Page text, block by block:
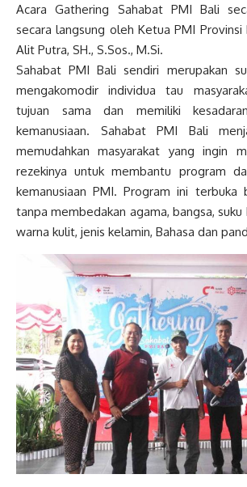
Acara Gathering Sahabat PMI Bali
secara langsung oleh Ketua PMI Provinsi
Alit Putra, SH., S.Sos., M.Si.
Sahabat PMI Bali sendiri merupakan
mengakomodir individua tau
tujuan sama dan memiliki
kemanusiaan. Sahabat PMI Bali
memudahkan masyarakat yang ingin
rezekinya untuk membantu program
kemanusiaan PMI. Program ini terbuka
tanpa membedakan agama, bangsa, suku
warna kulit, jenis kelamin, Bahasa dan